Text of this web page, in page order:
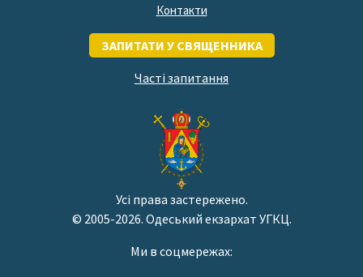
Контакти
ЗАПИТАТИ У СВЯЩЕННИКА
Часті запитання
Усі права застережено.
© 2005-2026. Одеський екзархат УГКЦ.
Ми в соцмережах: